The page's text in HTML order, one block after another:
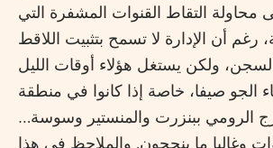
محاولة التقاط القنوات المشفرة التي
رغم أن الإدارة لا تسمح بتثبيت اللاقط
ولكن يستغل هؤلاء أوقات الليل
الجو صيفا، خاصة إذا كانوا في منطقة
الرومي ببنزرت والمنستير وسوسة…